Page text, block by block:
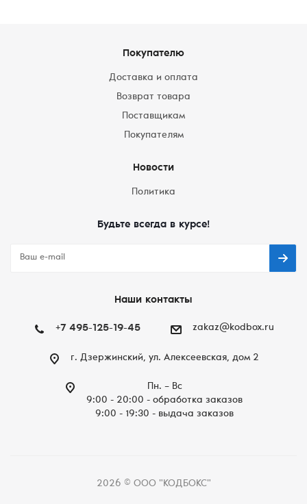
Покупателю
Доставка и оплата
Возврат товара
Поставщикам
Покупателям
Новости
Политика
Будьте всегда в курсе!
Наши контакты
+7 495-125-19-45 zakaz@kodbox.ru
г. Дзержинский, ул. Алексеевская, дом 2
Пн. – Вc
9:00 - 20:00 - обработка заказов
9:00 - 19:30 - выдача заказов
2026 © ООО "КОДБОКС"